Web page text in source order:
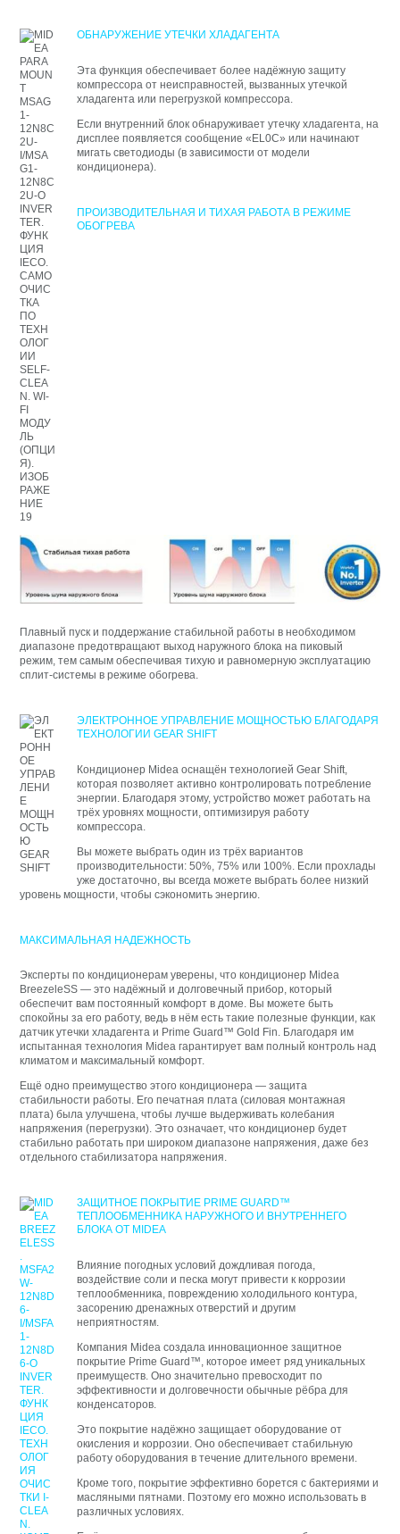
ОБНАРУЖЕНИЕ УТЕЧКИ ХЛАДАГЕНТА
Эта функция обеспечивает более надёжную защиту
компрессора от неисправностей, вызванных утечкой
хладагента или перегрузкой компрессора.
Если внутренний блок обнаруживает утечку хладагента, на
дисплее появляется сообщение «EL0C» или начинают
мигать светодиоды (в зависимости от модели
кондиционера).
ПРОИЗВОДИТЕЛЬНАЯ И ТИХАЯ РАБОТА В РЕЖИМЕ
ОБОГРЕВА
Плавный пуск и поддержание стабильной работы в необходимом
диапазоне предотвращают выход наружного блока на пиковый
режим, тем самым обеспечивая тихую и равномерную эксплуатацию
сплит-системы в режиме обогрева.
ЭЛЕКТРОННОЕ УПРАВЛЕНИЕ МОЩНОСТЬЮ БЛАГОДАРЯ
ТЕХНОЛОГИИ GEAR SHIFT
Кондиционер Midea оснащён технологией Gear Shift,
которая позволяет активно контролировать потребление
энергии. Благодаря этому, устройство может работать на
трёх уровнях мощности, оптимизируя работу
компрессора.
Вы можете выбрать один из трёх вариантов
производительности: 50%, 75% или 100%. Если прохлады
уже достаточно, вы всегда можете выбрать более низкий
уровень мощности, чтобы сэкономить энергию.
МАКСИМАЛЬНАЯ НАДЕЖНОСТЬ
Эксперты по кондиционерам уверены, что кондиционер Midea
BreezeleSS — это надёжный и долговечный прибор, который
обеспечит вам постоянный комфорт в доме. Вы можете быть
спокойны за его работу, ведь в нём есть такие полезные функции, как
датчик утечки хладагента и Prime Guard™ Gold Fin. Благодаря им
испытанная технология Midea гарантирует вам полный контроль над
климатом и максимальный комфорт.
Ещё одно преимущество этого кондиционера — защита
стабильности работы. Его печатная плата (силовая монтажная
плата) была улучшена, чтобы лучше выдерживать колебания
напряжения (перегрузки). Это означает, что кондиционер будет
стабильно работать при широком диапазоне напряжения, даже без
отдельного стабилизатора напряжения.
ЗАЩИТНОЕ ПОКРЫТИЕ PRIME GUARD™
ТЕПЛООБМЕННИКА НАРУЖНОГО И ВНУТРЕННЕГО
БЛОКА ОТ MIDEA
Влияние погодных условий дождливая погода,
воздействие соли и песка могут привести к коррозии
теплообменника, повреждению холодильного контура,
засорению дренажных отверстий и другим
неприятностям.
Компания Midea создала инновационное защитное
покрытие Prime Guard™, которое имеет ряд уникальных
преимуществ. Оно значительно превосходит по
эффективности и долговечности обычные рёбра для
конденсаторов.
Это покрытие надёжно защищает оборудование от
окисления и коррозии. Оно обеспечивает стабильную
работу оборудования в течение длительного времени.
Кроме того, покрытие эффективно борется с бактериями и
масляными пятнами. Поэтому его можно использовать в
различных условиях.